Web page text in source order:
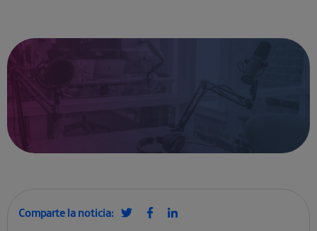
Comparte la noticia: